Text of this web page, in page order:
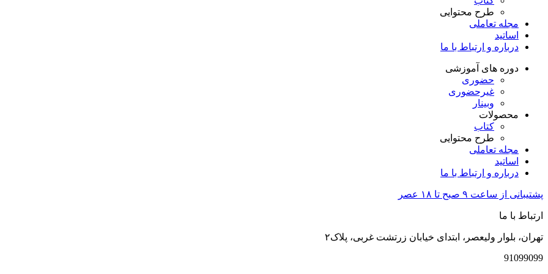
طرح محتوایی
مجله تعاملی
اساتید
درباره و ارتباط با ما
دوره های آموزشی
حضوری
غیرحضوری
وبینار
محصولات
کتاب
طرح محتوایی
مجله تعاملی
اساتید
درباره و ارتباط با ما
پشتیبانی از ساعت ۹ صبح تا ۱۸ عصر
ارتباط با ما
تهران، بلوار ولیعصر، ابتدای خیابان زرتشت غربی، پلاک۲
91099099